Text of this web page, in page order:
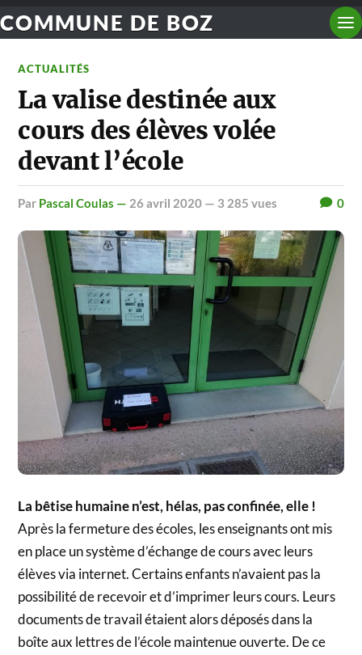
COMMUNE DE BOZ
ACTUALITÉS
La valise destinée aux
cours des élèves volée
devant l’école
par Pascal Coulas — 26 avril 2020 — 3 285 vues 0
La bêtise humaine n’est, hélas, pas confinée, elle !
Après la fermeture des écoles, les enseignants ont mis
en place un système d’échange de cours avec leurs
élèves via internet. Certains enfants n’avaient pas la
possibilité de recevoir et d’imprimer leurs cours. Leurs
documents de travail étaient alors déposés dans la
boîte aux lettres de l’école maintenue ouverte. De ce